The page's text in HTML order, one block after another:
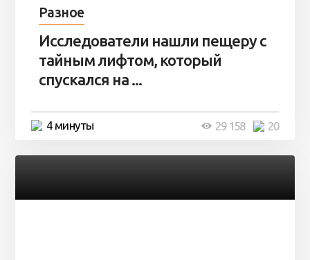
Разное
Исследователи нашли пещеру с
тайным лифтом, который
спускался на ...
4 минуты 20
29 158